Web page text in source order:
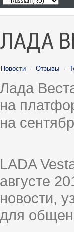
ЛАДА
Новости · Отзывы ·
Лада
на
на
LADA
августе
новости,
для